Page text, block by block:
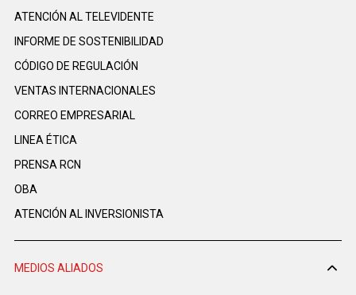
ATENCIÓN AL TELEVIDENTE
INFORME DE SOSTENIBILIDAD
CÓDIGO DE REGULACIÓN
VENTAS INTERNACIONALES
CORREO EMPRESARIAL
LINEA ÉTICA
PRENSA RCN
OBA
ATENCIÓN AL INVERSIONISTA
MEDIOS ALIADOS